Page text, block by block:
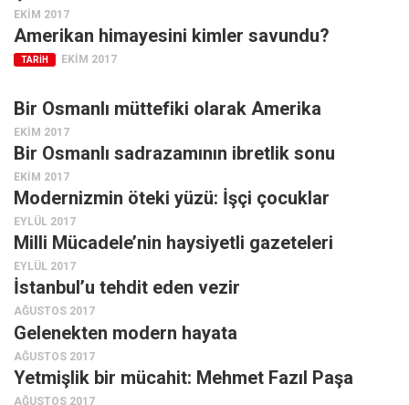
EKIM 2017
Amerikan himayesini kimler savundu?
TARIH EKIM 2017
Bir Osmanlı müttefiki olarak Amerika
EKIM 2017
Bir Osmanlı sadrazamının ibretlik sonu
EKIM 2017
Modernizmin öteki yüzü: İşçi çocuklar
EYLÜL 2017
Milli Mücadele’nin haysiyetli gazeteleri
EYLÜL 2017
İstanbul’u tehdit eden vezir
AĞUSTOS 2017
Gelenekten modern hayata
AĞUSTOS 2017
Yetmişlik bir mücahit: Mehmet Fazıl Paşa
AĞUSTOS 2017